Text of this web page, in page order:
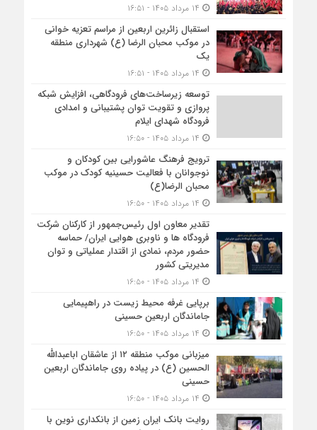
استقبال زائرین اربعین از مراسم تعزیه خوانی
در موکب محبان الرضا (ع) شهرداری منطقه
یک
توسعه زیرساخت‌های فرودگاهی، افزایش شبکه
پروازی و تقویت توان پشتیبانی و امدادی
فرودگاه شهدای ایلام
ترویج فرهنگ عاشورایی بین کودکان و
نوجوانان با فعالیت حسینیه کودک در موکب
محبان الرضا(ع)
تقدیر معاون اول رئیس‌جمهور از کارکنان شرکت
فرودگاه ها و ناوبری هوایی ایران/ حماسه
حضور مردم، نمادی از اقتدار عملیاتی و توان
مدیریتی کشور
برپایی غرفه محیط زیست در راهپیمایی
جاماندگان اربعین حسینی
میزبانی موکب منطقه ۱۲ از عاشقان اباعبدالله
الحسین (ع) در پیاده روی جاماندگان اربعین
حسینی
روایت بانک ایران زمین از بانکداری نوین با